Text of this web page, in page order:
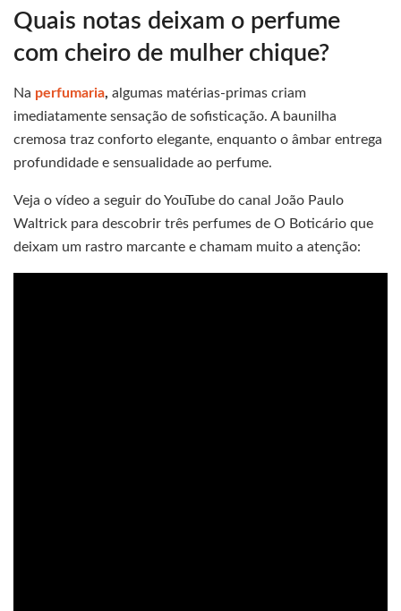
Quais notas deixam o perfume
com cheiro de mulher chique?
Na perfumaria, algumas matérias-primas criam
imediatamente sensação de sofisticação. A baunilha
cremosa traz conforto elegante, enquanto o âmbar entrega
profundidade e sensualidade ao perfume.
Veja o vídeo a seguir do YouTube do canal João Paulo
Waltrick para descobrir três perfumes de O Boticário que
deixam um rastro marcante e chamam muito a atenção: